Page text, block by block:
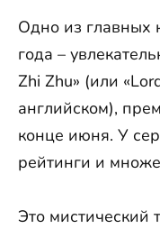
Одно из главных
года –
Zhi Zhu» (или
английском),
конце июня. У
рейтинги и
Это мистический